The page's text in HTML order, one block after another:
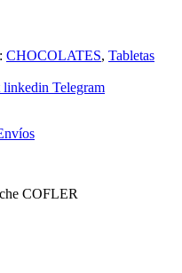
CHOCOLATES, Tabletas
linkedin Telegram
COFLER